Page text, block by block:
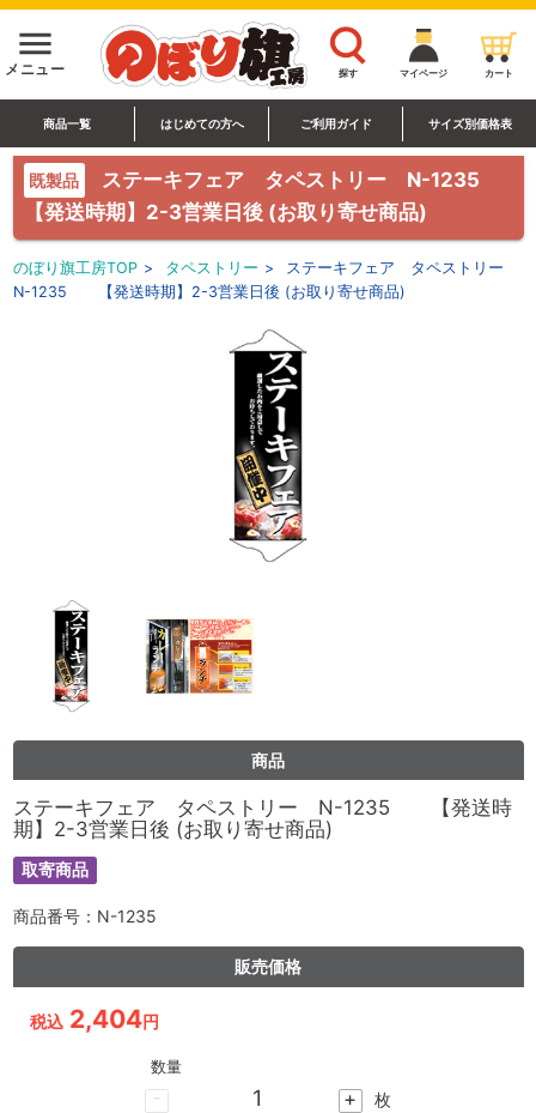
menu
メニュー 探す マイページ カート
商品一覧 はじめての方へ ご利用ガイド サイズ別価格表
既製品
ステーキフェア タペストリー N-1235
【発送時期】2-3営業日後 (お取り寄せ商品)
のぼり旗工房TOP > タペストリー >
ステーキフェア タペストリー
N-1235 【発送時期】2-3営業日後 (お取り寄せ商品)
商品
ステーキフェア タペストリー N-1235 【発送時
期】2-3営業日後 (お取り寄せ商品)
取寄商品
商品番号：N-1235
販売価格
税込2,404円
-
数量
+ 枚